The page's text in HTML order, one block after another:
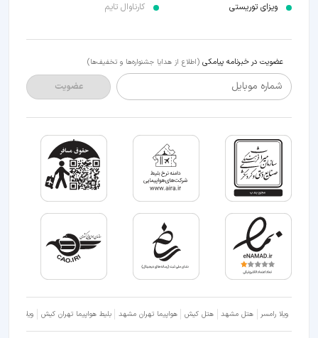
ویزای توریستی
کارناوال تایم
عضویت در خبرنامه پیامکی (اطلاع از هدایا جشنواره‌ها و تخفیف‌ها)
شماره موبایل عضویت
ویلا رامسر هتل مشهد هتل کیش هواپیما تهران مشهد بلیط هواپیما تهران کیش ویلا شمال